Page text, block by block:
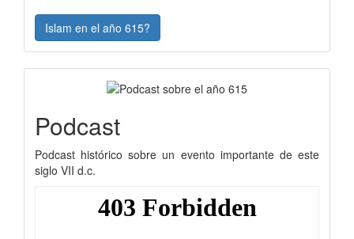
Islam en el año 615?
Podcast
Podcast histórico sobre un evento importante de este
siglo VII d.c.